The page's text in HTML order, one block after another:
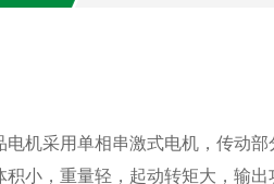
电机采用单相串激式电机，传动
积小，重量轻，起动转矩大，输